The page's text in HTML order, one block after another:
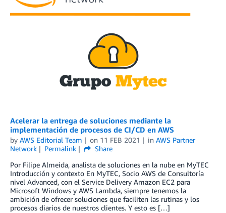
Acelerar la entrega de soluciones mediante la
implementación de procesos de CI/CD en AWS
by AWS Editorial Team on 11 FEB 2021 in AWS Partner
Network
Permalink
Share
Por Filipe Almeida, analista de soluciones en la nube en MyTEC
Introducción y contexto En MyTEC, Socio AWS de Consultoría
nivel Advanced, con el Service Delivery Amazon EC2 para
Microsoft Windows y AWS Lambda, siempre tenemos la
ambición de ofrecer soluciones que faciliten las rutinas y los
procesos diarios de nuestros clientes. Y esto es […]